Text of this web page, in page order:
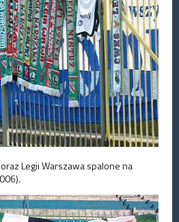
Legii Warszawa spalone na